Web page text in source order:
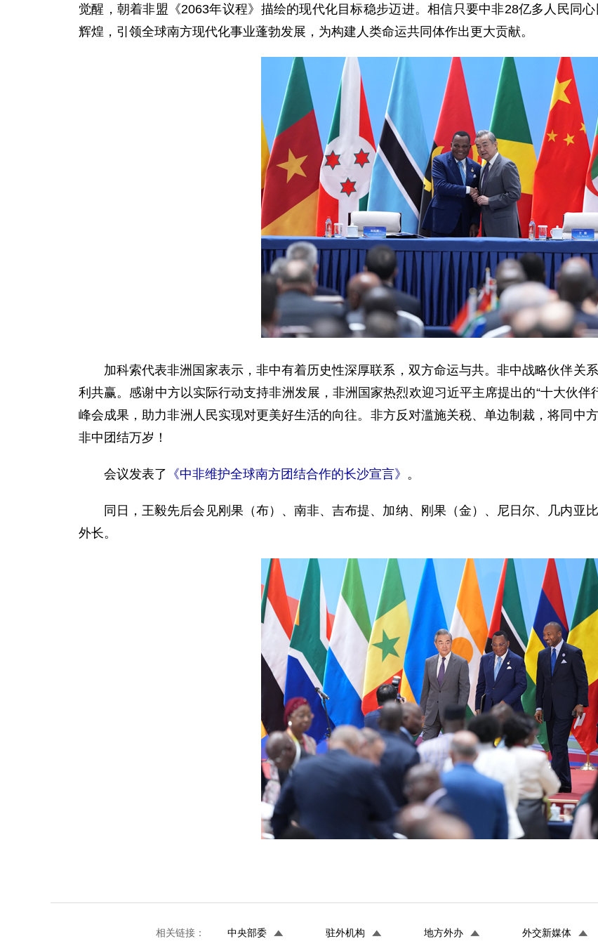
觉醒，朝着非盟《2063年议程》描绘的现代化目标稳步迈进。相信只要中非28亿多人民同
辉煌，引领全球南方现代化事业蓬勃发展，为构建人类命运共同体作出更大贡献。
加科索代表非洲国家表示，非中有着历史性深厚联系，双方命运与共。非中战略伙伴关
利共赢。感谢中方以实际行动支持非洲发展，非洲国家热烈欢迎习近平主席提出的“十大伙
峰会成果，助力非洲人民实现对更美好生活的向往。非方反对滥施关税、单边制裁，将同中
非中团结万岁！
会议发表了 《中非维护全球南方团结合作的长沙宣言》 。
同日，王毅先后会见刚果（布）、南非、吉布提、加纳、刚果（金）、尼日尔、几内亚
外长。
相关链接： 中央部委 驻外机构 地方外办 外交新媒体